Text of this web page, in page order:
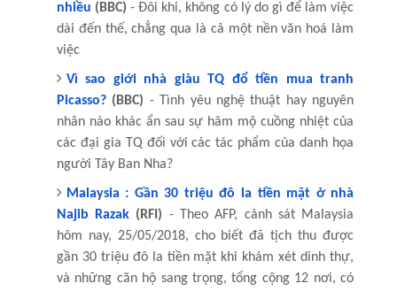
nhiều (BBC)- Đôi khi, không có lý do gì để làm việc
dài đến thế, chẳng qua là cả một nền văn hoá làm
việc
Vì sao giới nhà giàu TQ đổ tiền mua tranh
Picasso?(BBC) - Tình yêu nghệ thuật hay nguyên
nhân nào khác ẩn sau sự hâm mộ cuồng nhiệt của
các đại gia TQ đối với các tác phẩm của danh họa
người Tây Ban Nha?
Malaysia : Gần 30 triệu đô la tiền mặt ở nhà
Najib Razak (RFI) - Theo AFP, cảnh sát Malaysia
hôm nay, 25/05/2018, cho biết đã tịch thu được
gần 30 triệu đô la tiền mặt khi khám xét dinh thự,
và những căn hộ sang trọng, tổng cộng 12 nơi, có